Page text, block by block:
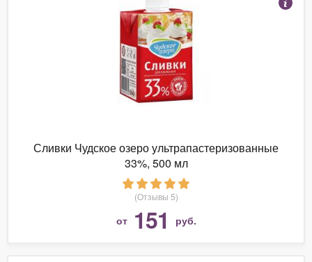
Сливки Чудское озеро ультрапастеризованные
33%, 500 мл
(Отзывы 5)
от 151 руб.